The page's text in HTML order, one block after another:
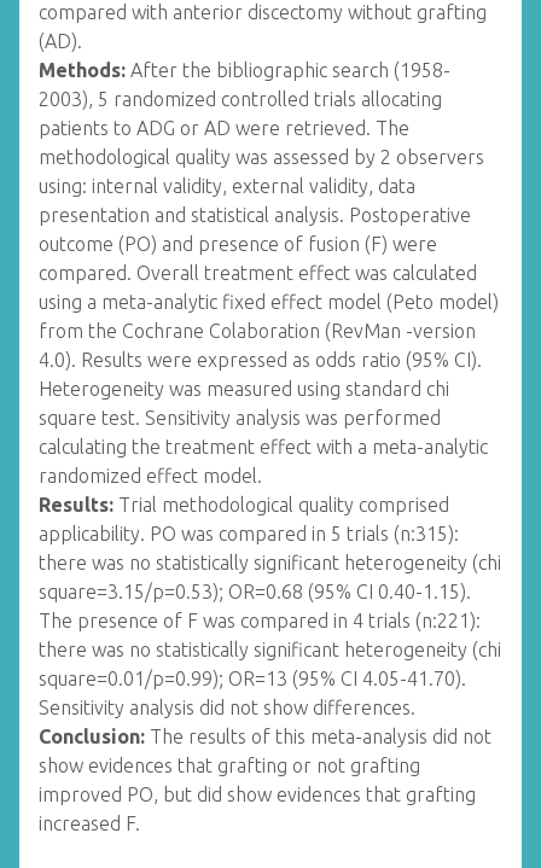
compared with anterior discectomy without grafting
(AD).
Methods: After the bibliographic search (1958-
2003), 5 randomized controlled trials allocating
patients to ADG or AD were retrieved. The
methodological quality was assessed by 2 observers
using: internal validity, external validity, data
presentation and statistical analysis. Postoperative
outcome (PO) and presence of fusion (F) were
compared. Overall treatment effect was calculated
using a meta-analytic fixed effect model (Peto model)
from the Cochrane Colaboration (RevMan -version
4.0). Results were expressed as odds ratio (95% CI).
Heterogeneity was measured using standard chi
square test. Sensitivity analysis was performed
calculating the treatment effect with a meta-analytic
randomized effect model.
Results: Trial methodological quality comprised
applicability. PO was compared in 5 trials (n:315):
there was no statistically significant heterogeneity (chi
square=3.15/p=0.53); OR=0.68 (95% CI 0.40-1.15).
The presence of F was compared in 4 trials (n:221):
there was no statistically significant heterogeneity (chi
square=0.01/p=0.99); OR=13 (95% CI 4.05-41.70).
Sensitivity analysis did not show differences.
Conclusion: The results of this meta-analysis did not
show evidences that grafting or not grafting
improved PO, but did show evidences that grafting
increased F.